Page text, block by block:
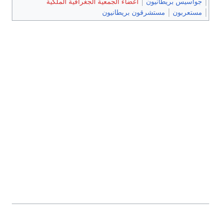
مستعربون
مستشرقون بريطانيون